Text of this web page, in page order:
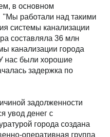
в основном
"Мы работали над такими
системы канализации
составляла 36 млн
канализации города
нас были хорошие
задержка по
задолженности
увод денег с
города создана
оперативная группа